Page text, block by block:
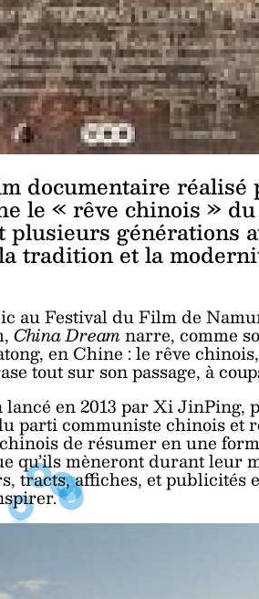
documentaire
le « rêve chinois »
plusieurs générations
tradition et la
au Festival du Film de
China Dreamnarre, comme
en Chine : le rêve
tout sur son passage, à
en 2013 par Xi
parti communiste chinois et
de résumer en une
qu’ils mèneront durant leur
tracts, affiches, et publicités